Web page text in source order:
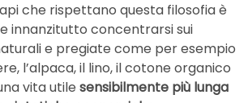
che rispettano questa filosofia è
innanzitutto concentrarsi sui
e pregiate come per esempio
l’alpaca, il lino, il cotone organico
vita utile sensibilmente più lunga